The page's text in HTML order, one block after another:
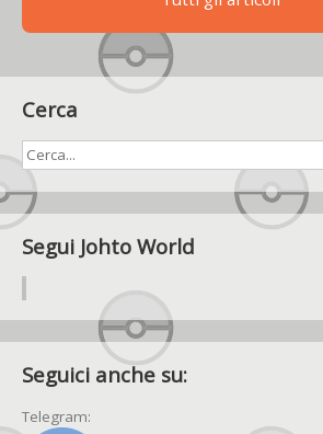
Cerca
Segui Johto World
Seguici anche su:
Telegram: